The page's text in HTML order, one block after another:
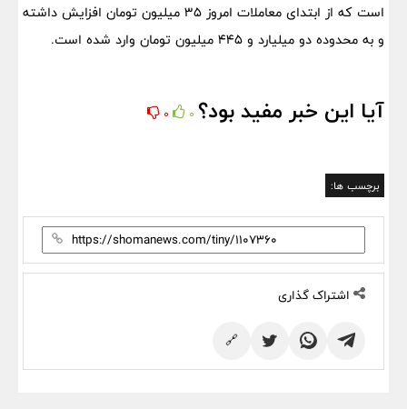
است که از ابتدای معاملات امروز 35 میلیون تومان افزایش داشته
و به محدوده دو میلیارد و 445 میلیون تومان وارد شده است.
آیا این خبر مفید بود؟ 0
0
برچسب ها:
اشتراک گذاری
🔗